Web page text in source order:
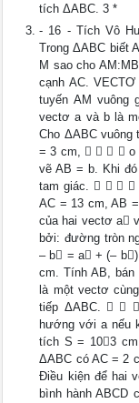
tích ΔABC. 3 *
- 16 - Tích Vô
Trong ΔABC biết
M sao cho
cạnh AC.
tuyến AM vuông
vectơ a và b là
Cho ΔABC vuông
= 3 cm,     o
vẽ AB = b. Khi
tam giác.   
AC = 13 cm, AB
của hai vectơ a
bởi: đường tròn
– b = a + (–
cm. Tính AB,
là một vectơ
tiếp ΔABC.  
hướng với a nếu
tích S = 103
ΔABC có AC = 2
Điều kiện để hai
bình hành ABCD